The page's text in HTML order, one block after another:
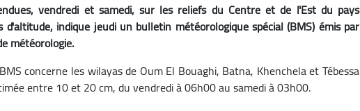
vendredi et samedi, sur les reliefs du Centre et de l'Est du pays
indique jeudi un bulletin météorologique spécial (BMS) émis par
météorologie.
concerne les wilayas de Oum El Bouaghi, Batna, Khenchela et Tébessa
entre 10 et 20 cm, du vendredi à 06h00 au samedi à 03h00.